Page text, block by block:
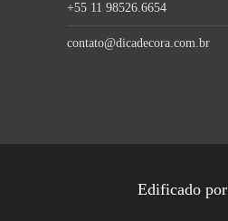
+55 11 98526.6654
contato@dicadecora.com.br
Edificado por